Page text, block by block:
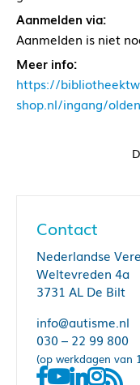
Aanmelden via:
Aanmelden is niet
Meer info:
https://
shop.nl/ingang/
Contact
Nederlandse
Weltevreden 4a
3731 AL De Bilt
info@autisme.nl
030 – 22 99 800
(op werkdagen van